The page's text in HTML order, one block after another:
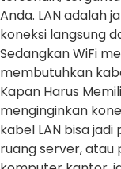
Anda. LAN adalah
koneksi langsung
Sedangkan WiFi
membutuhkan
Kapan Harus
menginginkan
kabel LAN bisa
ruang server, atau